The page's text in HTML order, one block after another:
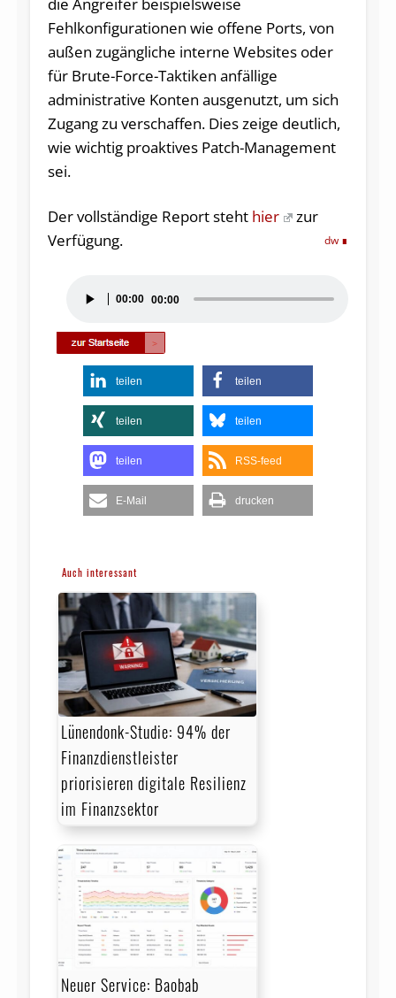
Fehlkonfigurationen wie offene Ports, von
außen zugängliche interne Websites oder
für Brute-Force-Taktiken anfällige
administrative Konten ausgenutzt, um sich
Zugang zu verschaffen. Dies zeige deutlich,
wie wichtig proaktives Patch-Management
sei.
Der vollständige Report steht hier
zur
Verfügung.
dw
Player
00:00 00:00
teilen teilen
teilen teilen
teilen RSS-feed
E-Mail drucken
Auch interessant
Lünendonk-Studie: 94% der
Finanzdienstleister
priorisieren digitale Resilienz
im Finanzsektor
Neuer Service: Baobab